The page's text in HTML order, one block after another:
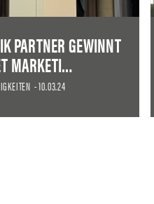
PARTNER GEWINNT
MARKETI…
-10.03.24